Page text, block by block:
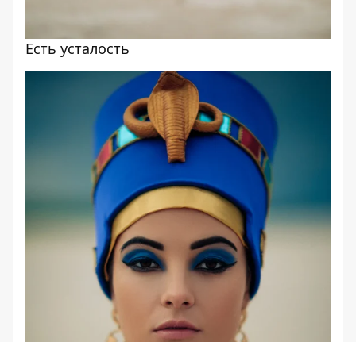
Есть усталость